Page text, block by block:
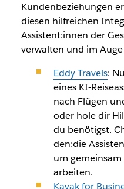
Kundenbeziehungen
diesen hilfreichen
Assistent:innen der
verwalten und im
Eddy Travels:
eines KI-
nach Flügen
oder hole dir
du benötigst.
den:die
um
arbeiten.
Kayak for